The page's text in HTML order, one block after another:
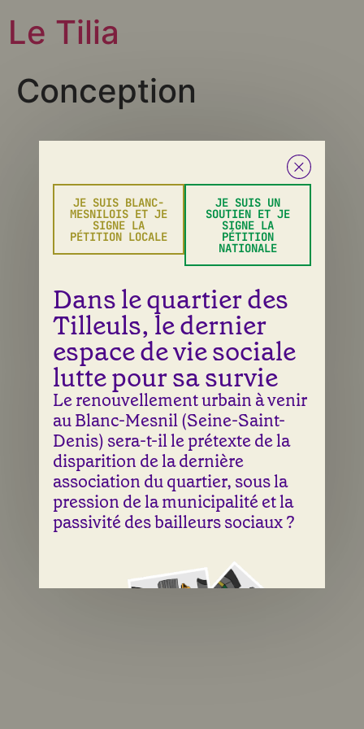
Le Tilia
Conception
JE SUIS BLANC-
MESNILOIS ET JE
SIGNE LA
PÉTITION LOCALE
JE SUIS UN
SOUTIEN ET JE
SIGNE LA
PÉTITION
NATIONALE
Dans le quartier des
Tilleuls, le dernier
espace de vie sociale
lutte pour sa survie
Le renouvellement urbain à venir
au Blanc-Mesnil (Seine-Saint-
Denis) sera-t-il le prétexte de la
disparition de la dernière
association du quartier, sous la
pression de la municipalité et la
passivité des bailleurs sociaux ?